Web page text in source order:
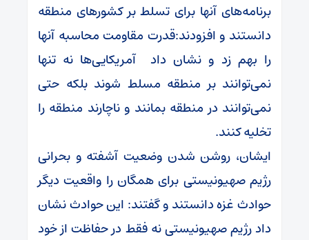
برنامه‌های آنها برای تسلط بر کشورهای منطقه
دانستند و افزودند:قدرت مقاومت محاسبه آنها
را بهم زد و نشان داد آمریکایی‌ها نه تنها
نمی‌توانند بر منطقه مسلط شوند بلکه حتی
نمی‌توانند در منطقه بمانند و ناچارند منطقه را
تخلیه کنند.
ایشان، روشن شدن وضعیت آشفته و بحرانی
رژیم صهیونیستی برای همگان را واقعیت دیگر
حوادث غزه دانستند و گفتند: این حوادث نشان
داد رژیم صهیونیستی نه فقط در حفاظت از خود